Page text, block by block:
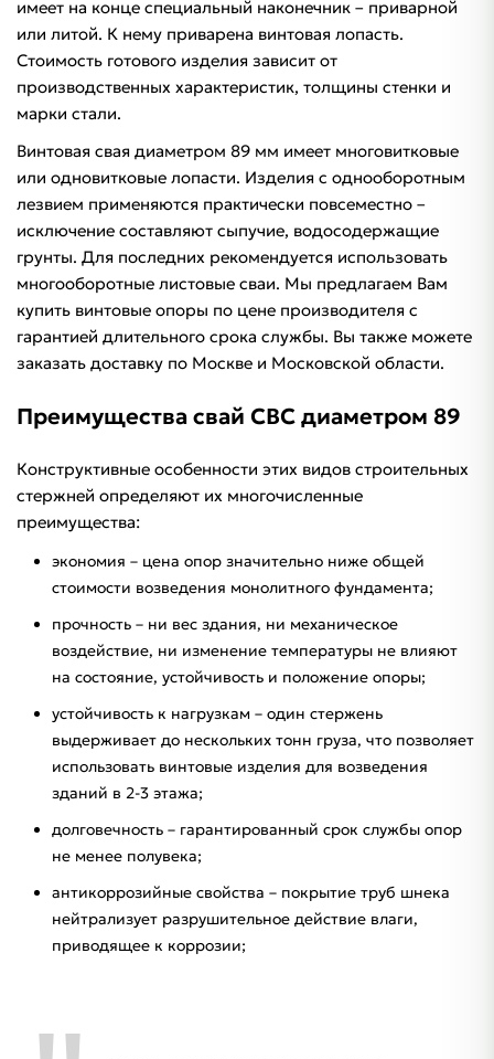
имеет на конце специальный наконечник – приварной
или литой. К нему приварена винтовая лопасть.
Стоимость готового изделия зависит от
производственных характеристик, толщины стенки и
марки стали.
Винтовая свая диаметром 89 мм имеет многовитковые
или одновитковые лопасти. Изделия с однооборотным
лезвием применяются практически повсеместно –
исключение составляют сыпучие, водосодержащие
грунты. Для последних рекомендуется использовать
многооборотные листовые сваи. Мы предлагаем Вам
купить винтовые опоры по цене производителя с
гарантией длительного срока службы. Вы также можете
заказать доставку по Москве и Московской области.
Преимущества свай СВС диаметром 89
Конструктивные особенности этих видов строительных
стержней определяют их многочисленные
преимущества:
экономия – цена опор значительно ниже общей
стоимости возведения монолитного фундамента;
прочность – ни вес здания, ни механическое
воздействие, ни изменение температуры не влияют
на состояние, устойчивость и положение опоры;
устойчивость к нагрузкам – один стержень
выдерживает до нескольких тонн груза, что позволяет
использовать винтовые изделия для возведения
зданий в 2-3 этажа;
долговечность – гарантированный срок службы опор
не менее полувека;
антикоррозийные свойства – покрытие труб шнека
нейтрализует разрушительное действие влаги,
приводящее к коррозии;